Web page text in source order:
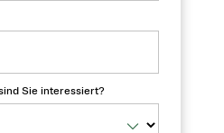
Sie interessiert?